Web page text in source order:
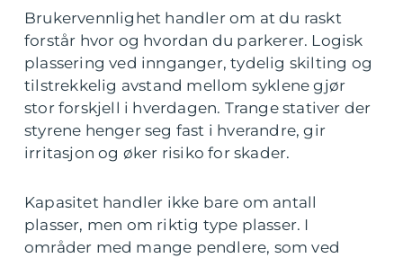
Brukervennlighet handler om at du raskt
forstår hvor og hvordan du parkerer. Logisk
plassering ved innganger, tydelig skilting og
tilstrekkelig avstand mellom syklene gjør
stor forskjell i hverdagen. Trange stativer der
styrene henger seg fast i hverandre, gir
irritasjon og øker risiko for skader.
Kapasitet handler ikke bare om antall
plasser, men om riktig type plasser. I
områder med mange pendlere, som ved